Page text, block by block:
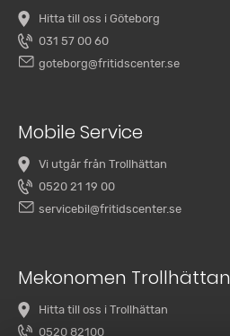
Hitta till oss i Göteborg
031 57 00 60
goteborg@fritidscenter.se
Mobile Service
Vi utgår från Trollhättan
0520 21 19 00
servicebil@fritidscenter.se
Mekonomen Trollhättan
Hitta till oss i Trollhättan
0520 82100